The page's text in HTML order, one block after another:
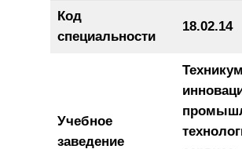
Код
специальности
18.02.14
Учебное
заведение
Техникум